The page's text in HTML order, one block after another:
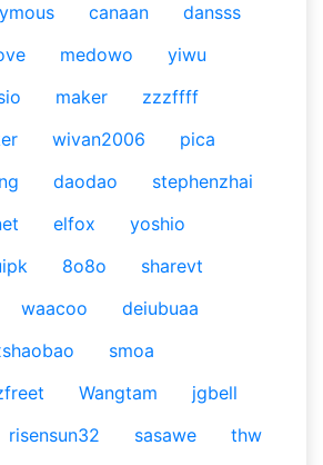
canaan
dansss
medowo
yiwu
maker
zzzffff
wivan2006
pica
daodao
stephenzhai
elfox
yoshio
8o8o
sharevt
waacoo
deiubuaa
smoa
Wangtam
jgbell
risensun32 sasawe
thw